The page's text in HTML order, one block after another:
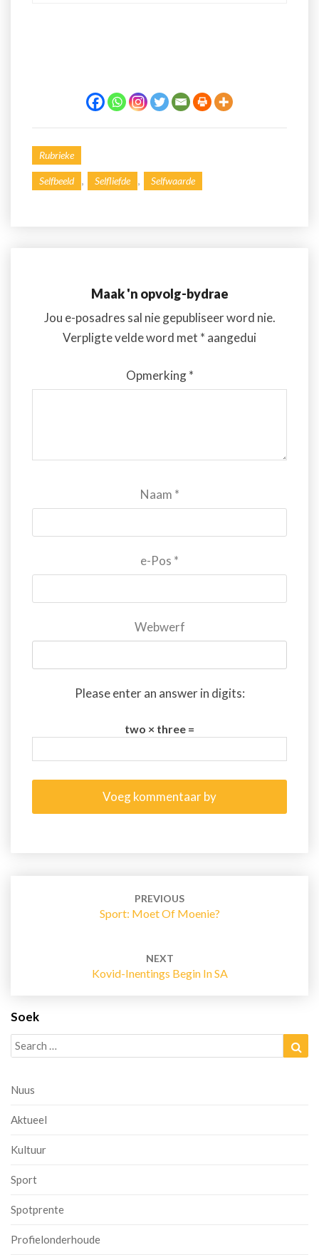
Rubrieke
Selfbeeld Selfliefde Selfwaarde
Maak 'n opvolg-bydrae
Jou e-posadres sal nie gepubliseer word nie.
Verpligte velde word met * aangedui
Opmerking*
Naam *
e-Pos *
Webwerf
Please enter an answer in digits:
two × three =
PREVIOUS
Sport: Moet Of Moenie?
NEXT
Kovid-Inentings Begin In SA
Soek
Search
for:
Nuus
Aktueel
Kultuur
Sport
Spotprente
Profielonderhoude